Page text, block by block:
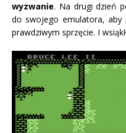
wyzwanie. Na drugi dzień
do swojego emulatora, aby
prawdziwym sprzęcie. I